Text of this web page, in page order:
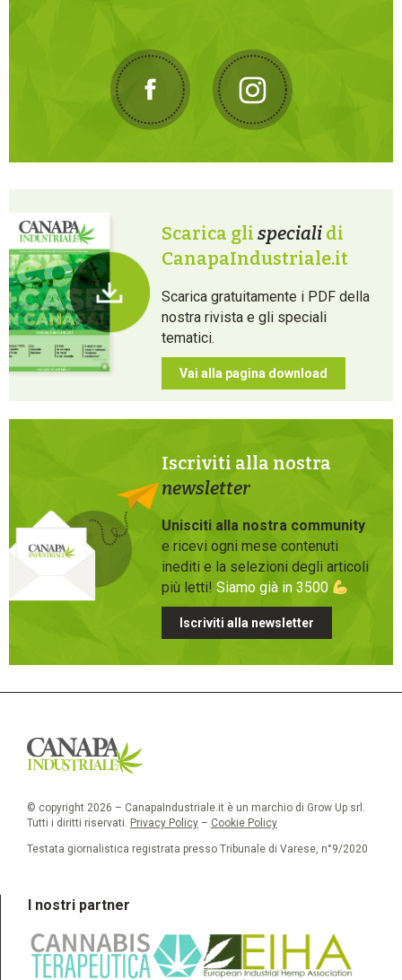
Scarica gli speciali di
CanapaIndustriale.it
Scarica gratuitamente i PDF della
nostra rivista e gli speciali
tematici.
Vai alla pagina download
Iscriviti alla nostra
newsletter
Unisciti alla nostra community
e ricevi ogni mese contenuti
inediti e la selezioni degli articoli
più letti! Siamo già in 3500
Iscriviti alla newsletter
© copyright 2026 – CanapaIndustriale.it è un marchio di Grow Up srl.
Tutti i diritti riservati. Privacy Policy – Cookie Policy
Testata giornalistica registrata presso Tribunale di Varese, n°9/2020
I nostri partner